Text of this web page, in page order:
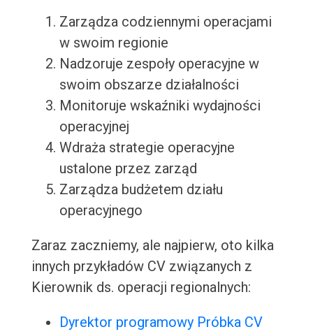
Zarządza codziennymi operacjami
w swoim regionie
Nadzoruje zespoły operacyjne w
swoim obszarze działalności
Monitoruje wskaźniki wydajności
operacyjnej
Wdraża strategie operacyjne
ustalone przez zarząd
Zarządza budżetem działu
operacyjnego
Zaraz zaczniemy, ale najpierw, oto kilka
innych przykładów CV związanych z
Kierownik ds. operacji regionalnych:
Dyrektor programowy Próbka CV